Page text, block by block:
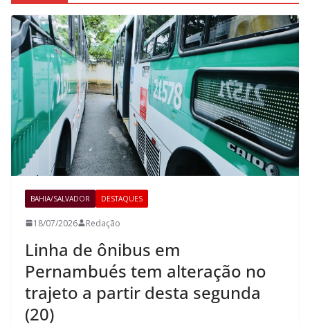
BAHIA/SALVADOR DESTAQUES
18/07/2026 Redação
Linha de ônibus em
Pernambués tem alteração no
trajeto a partir desta segunda
(20)